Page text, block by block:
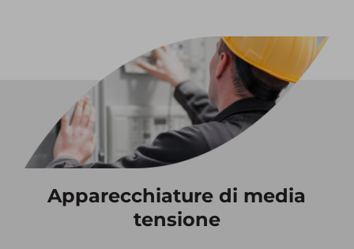
Apparecchiature di media
tensione